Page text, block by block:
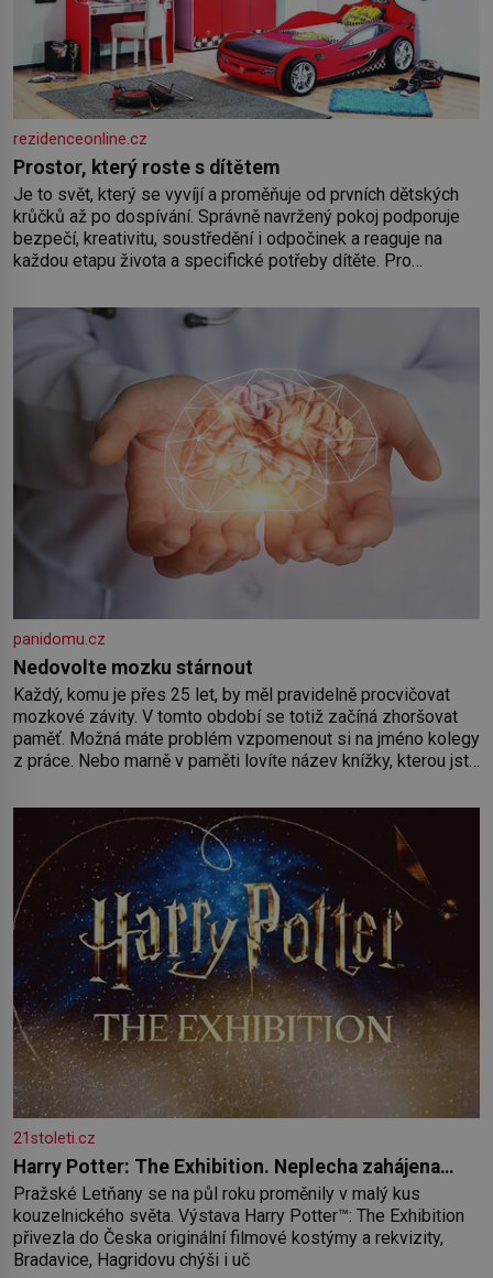
rezidenceonline.cz
Prostor, který roste s dítětem
Je to svět, který se vyvíjí a proměňuje od prvních dětských
krůčků až po dospívání. Správně navržený pokoj podporuje
bezpečí, kreativitu, soustředění i odpočinek a reaguje na
každou etapu života a specifické potřeby dítěte. Pro
by pokoj miminka měl působit především klidně a útulně.
Předškolní věk je
panidomu.cz
Nedovolte mozku stárnout
Každý, komu je přes 25 let, by měl pravidelně procvičovat
mozkové závity. V tomto období se totiž začíná zhoršovat
paměť. Možná máte problém vzpomenout si na jméno kolegy
z práce. Nebo marně v paměti lovíte název knížky, kterou jste
paměť rozhodla stávkovat. Cvičte
21stoleti.cz
Harry Potter: The Exhibition. Neplecha zahájena…
Pražské Letňany se na půl roku proměnily v malý kus
kouzelnického světa. Výstava Harry Potter™: The Exhibition
přivezla do Česka originální filmové kostýmy a rekvizity,
Bradavice, Hagridovu chýši i uč